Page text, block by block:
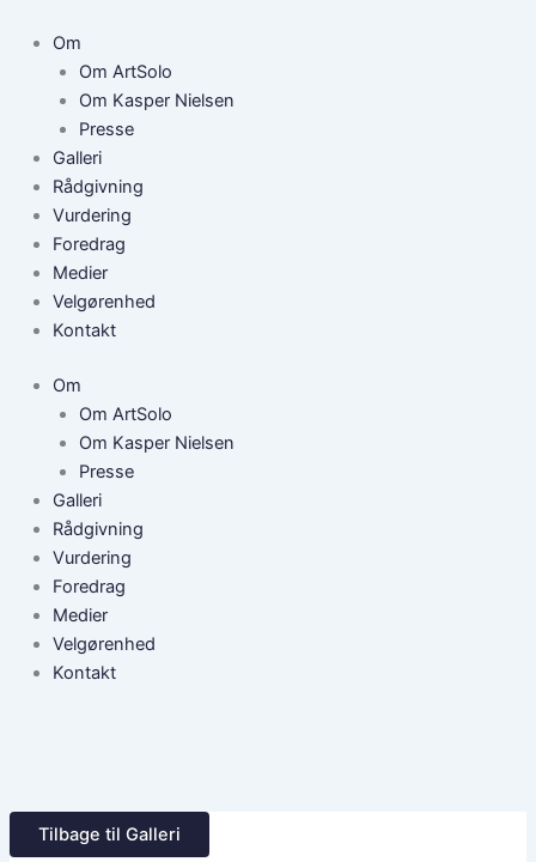
indholdet
Om
Om ArtSolo
Om Kasper Nielsen
Presse
Galleri
Rådgivning
Vurdering
Foredrag
Medier
Velgørenhed
Kontakt
Om
Om ArtSolo
Om Kasper Nielsen
Presse
Galleri
Rådgivning
Vurdering
Foredrag
Medier
Velgørenhed
Kontakt
Tilbage til Galleri